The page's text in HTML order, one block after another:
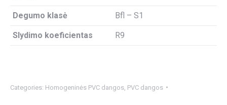
Degumo klasė Bfl – S1
Slydimo koeficientas R9
Categories: Homogeninės PVC dangos PVC dangos